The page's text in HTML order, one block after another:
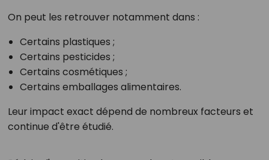
On peut les retrouver notamment dans :
Certains plastiques ;
Certains pesticides ;
Certains cosmétiques ;
Certains emballages alimentaires.
Leur impact exact dépend de nombreux facteurs et
continue d'être étudié.